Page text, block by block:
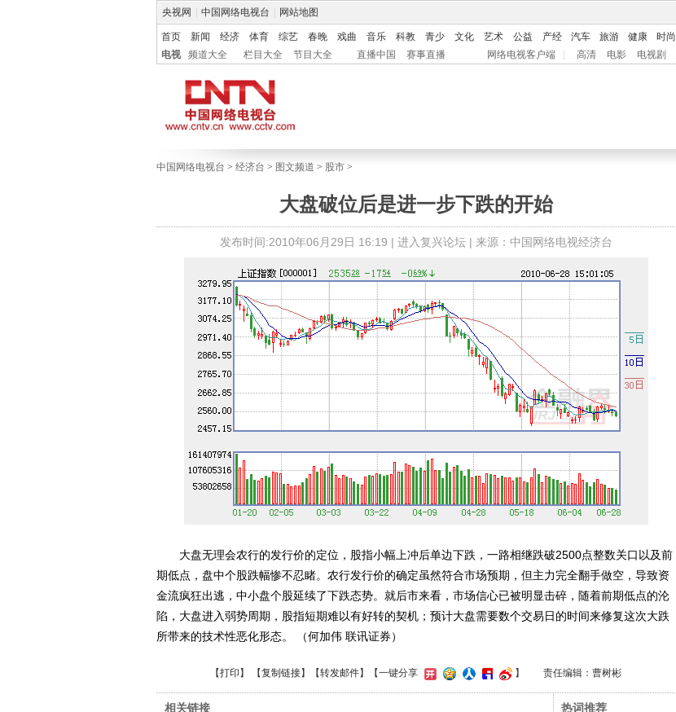
央视网 中国网络电视台 网站地图
首页 新闻 经济 体育 综艺 春晚 戏曲 音乐 科教 青少 文化 艺术 公益 产经 汽车 旅游 健康 时尚
电视
频道大全 栏目大全 节目大全 直播中国 赛事直播 网络电视客户端 高清 电影 电视剧
中国网络电视台 > 经济台 > 图文频道 > 股市 >
大盘破位后是进一步下跌的开始
发布时间:2010年06月29日 16:19 | 进入复兴论坛| 来源：中国网络电视经济台
大盘无理会农行的发行价的定位，股指小幅上冲后单边下跌，一路相继跌破2500点整数关口以及前
期低点，盘中个股跌幅惨不忍睹。农行发行价的确定虽然符合市场预期，但主力完全翻手做空，导致资
金流疯狂出逃，中小盘个股延续了下跌态势。就后市来看，市场信心已被明显击碎，随着前期低点的沦
陷，大盘进入弱势周期，股指短期难以有好转的契机；预计大盘需要数个交易日的时间来修复这次大跌
所带来的技术性恶化形态。 （何加伟 联讯证券）
【打印 】 【复制链接】【转发邮件】【一键分享 】 责任编辑：曹树彬
相关链接
热词推荐